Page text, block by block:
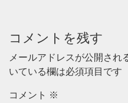
コメントを残す
メールアドレスが公開され
いている欄は必須項目です
コメント ※